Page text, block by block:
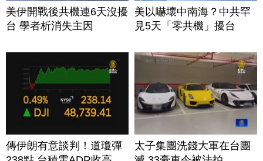
美伊開戰後共機連6天沒擾
台 學者析消失主因
美以嚇壞中南海？中共罕
見5天「零共機」擾台
傳伊朗有意談判！道瓊彈
太子集團洗錢大軍在台團